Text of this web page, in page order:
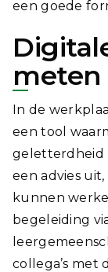
een goede
meten
In de
een tool
geletterdheid
een advies
kunnen
begeleiding
collega’s met